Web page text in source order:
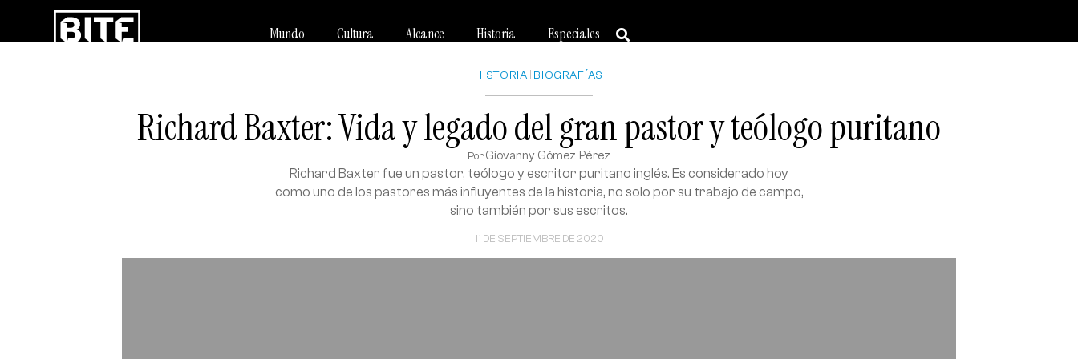
Mundo Cultura Alcance Historia Especiales
HISTORIA BIOGRAFÍAS
Richard Baxter: Vida y legado del gran pastor y teólogo puritano
Por Giovanny Gómez Pérez
11 DE SEPTIEMBRE DE 2020
Richard Baxter fue un pastor, teólogo y escritor puritano inglés. Es considerado hoy
como uno de los pastores más influyentes de la historia, no solo por su trabajo de campo,
sino también por sus escritos.